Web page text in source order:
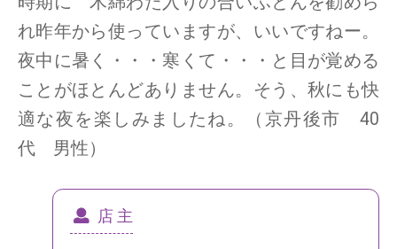
れ昨年から使っていますが、いいですねー。
夜中に暑く・・・寒くて・・・と目が覚める
ことがほとんどありません。そう、秋にも快
適な夜を楽しみましたね。（京丹後市 40
代 男性）
店 主